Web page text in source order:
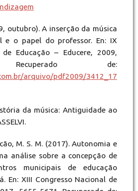
outubro). A inserção da música
e o papel do professor. En: IX
Educação – Educere, 2009,
Recuperado de:
arquivo/pdf2009/3412_17
da música: Antiguidade ao
M. S. M. (2017). Autonomia e
análise sobre a concepção de
municipais de educação
En: XIII Congresso Nacional de